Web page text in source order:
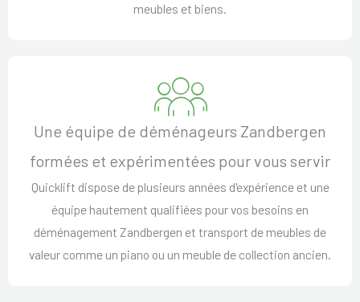
meubles et biens.
Une équipe de déménageurs Zandbergen
formées et expérimentées pour vous servir
Quicklift dispose de plusieurs années d'expérience et une
équipe hautement qualifiées pour vos besoins en
déménagement Zandbergen et transport de meubles de
valeur comme un piano ou un meuble de collection ancien.